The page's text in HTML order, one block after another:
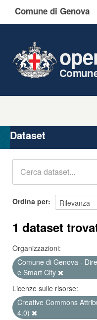
Comune di Genova
Organizzazioni
Gruppi
Dataset
Ordina per
1 dataset
Organizzazioni:
Comune di Genova -
e Smart City
Licenze sulle risorse:
Creative Commons
4.0)